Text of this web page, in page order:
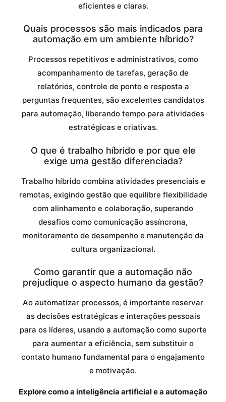
eficientes e claras.
Quais processos são mais indicados para
automação em um ambiente híbrido?
Processos repetitivos e administrativos, como
acompanhamento de tarefas, geração de
relatórios, controle de ponto e resposta a
perguntas frequentes, são excelentes candidatos
para automação, liberando tempo para atividades
estratégicas e criativas.
O que é trabalho híbrido e por que ele
exige uma gestão diferenciada?
Trabalho híbrido combina atividades presenciais e
remotas, exigindo gestão que equilibre flexibilidade
com alinhamento e colaboração, superando
desafios como comunicação assíncrona,
monitoramento de desempenho e manutenção da
cultura organizacional.
Como garantir que a automação não
prejudique o aspecto humano da gestão?
Ao automatizar processos, é importante reservar
as decisões estratégicas e interações pessoais
para os líderes, usando a automação como suporte
para aumentar a eficiência, sem substituir o
contato humano fundamental para o engajamento
e motivação.
Explore como a inteligência artificial e a automação